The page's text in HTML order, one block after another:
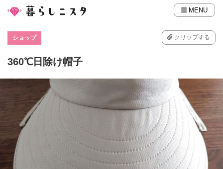
MENU
ショップ クリップする
360℃日除け帽子